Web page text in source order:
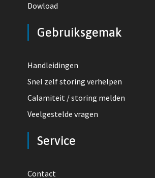
Dowload
Gebruiksgemak
Handleidingen
Snel zelf storing verhelpen
Calamiteit / storing melden
Veelgestelde vragen
Service
Contact